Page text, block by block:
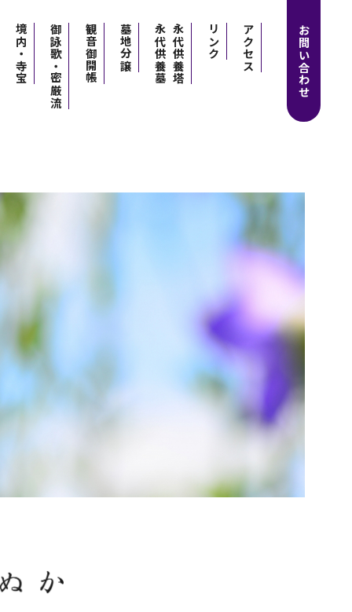
境内・寺宝 御詠歌・密厳流 観音御開帳 墓地分譲 永代供養塔
永代供養墓 リンク アクセス お問い合わせ